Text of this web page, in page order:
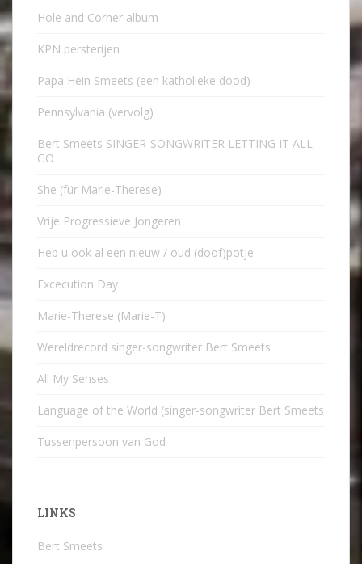
Hole and Corner album
KPN persterijen
Papa Hein Smeets (een katholieke dood)
Pennsylvania (vervolg)
Bert Smeets SINGER-SONGWRITER LETTING IT ALL
GO
She (für Marie-Therese)
Vrije Progressieve Jongeren
Heb u ook al een nieuw / oud (doof)potje
Excecution Day
Marie-Therese (Marie-T)
Wereldrecord singer-songwriter Bert Smeets
All My Senses
Language of the World (singer-songwriter Bert Smeets
Tussenpersoon van God
LINKS
Bert Smeets